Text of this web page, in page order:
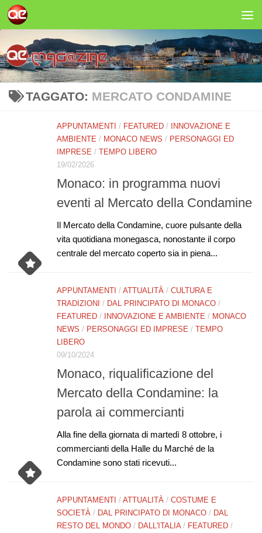
Salta al contenuto
TAGGATO: MERCATO CONDAMINE
APPUNTAMENTI / FEATURED /
INNOVAZIONE E
AMBIENTE / MONACO NEWS / PERSONAGGI ED
IMPRESE / TEMPO LIBERO
19/02/2026
Monaco: in programma nuovi
eventi al Mercato della Condamine
Il Mercato della Condamine, cuore pulsante della
vita quotidiana monegasca, nonostante il corpo
centrale del mercato coperto sia in piena...
APPUNTAMENTI / ATTUALITÀ / CULTURA E
TRADIZIONI / DAL PRINCIPATO DI MONACO /
FEATURED / INNOVAZIONE E AMBIENTE / MONACO
NEWS / PERSONAGGI ED IMPRESE / TEMPO
LIBERO
09/10/2024
Monaco, riqualificazione del
Mercato della Condamine: la
parola ai commercianti
Alla fine della giornata di martedì 8 ottobre, i
commercianti della Halle du Marché de la
Condamine sono stati ricevuti...
APPUNTAMENTI / ATTUALITÀ / COSTUME E
SOCIETÀ / DAL PRINCIPATO DI MONACO / DAL
RESTO DEL MONDO / DALL'ITALIA / FEATURED /